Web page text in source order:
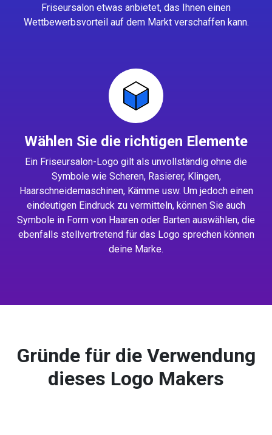
Friseursalon etwas anbietet, das Ihnen einen
Wettbewerbsvorteil auf dem Markt verschaffen kann.
Wählen Sie die richtigen Elemente
Ein Friseursalon-Logo gilt als unvollständig ohne die
Symbole wie Scheren, Rasierer, Klingen,
Haarschneidemaschinen, Kämme usw. Um jedoch einen
eindeutigen Eindruck zu vermitteln, können Sie auch
Symbole in Form von Haaren oder Barten auswählen, die
ebenfalls stellvertretend für das Logo sprechen können
deine Marke.
Gründe für die Verwendung
dieses Logo Makers